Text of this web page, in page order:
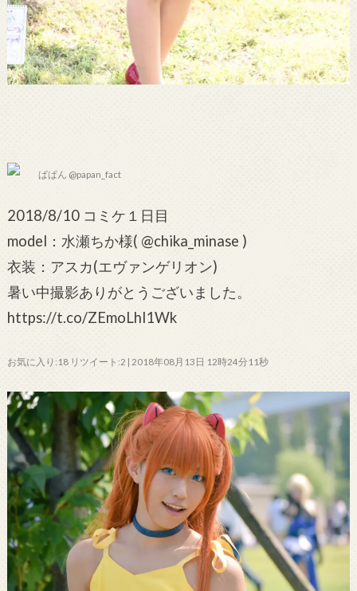
ぱぱん @papan_fact
2018/8/10 コミケ１日目
model：水瀬ちか様( @chika_minase )
衣装：アスカ(エヴァンゲリオン)
暑い中撮影ありがとうございました。
https://t.co/ZEmoLhl1Wk
お気に入り:18 リツイート:2 | 2018年08月13日 12時24分11秒